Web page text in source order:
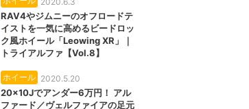
RAV4やジムニーのオフロードテ
イストを一気に高めるビードロッ
ク風ホイール「Leowing XR」｜
トライアルファ【Vol.8】
ホイール 2020.5.20
20×10Jでアンダー6万円！ アル
ファード／ヴェルファイアの足元